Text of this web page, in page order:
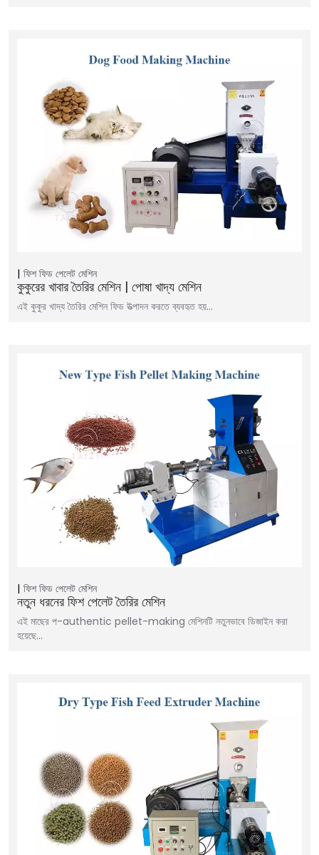
ফিশ ফিড পেলেট মেশিন
কুকুরের খাবার তৈরির মেশিন | পোষা খাদ্য মেশিন
এই কুকুর খাদ্য তৈরির মেশিন ফিড উত্পাদন করতে ব্যবহৃত হয়…
ফিশ ফিড পেলেট মেশিন
নতুন ধরনের ফিশ পেলেট তৈরির মেশিন
এই মাছের প-authentic pellet-making মেশিনটি নতুনভাবে ডিজাইন করা
হয়েছে...